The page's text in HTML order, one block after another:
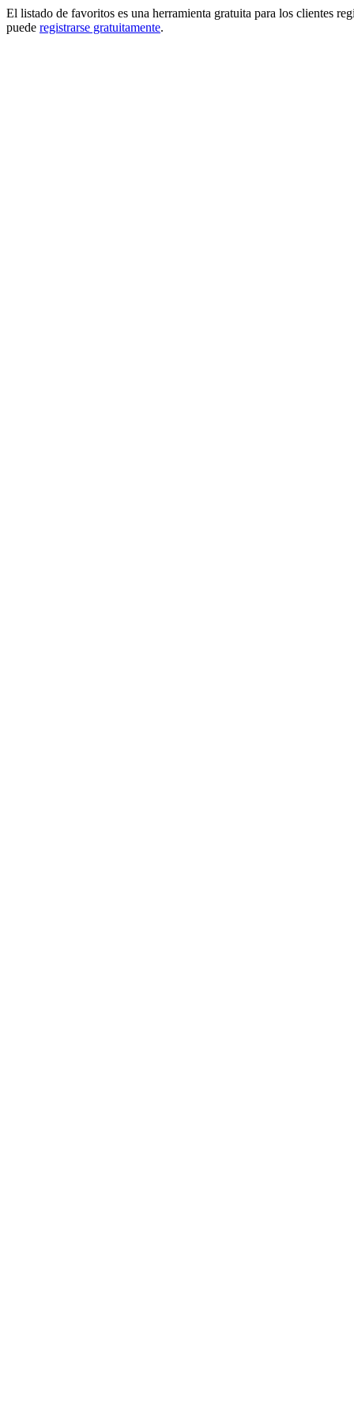
El listado de favoritos es una herramienta gratuita para los clientes
puede registrarse gratuitamente.